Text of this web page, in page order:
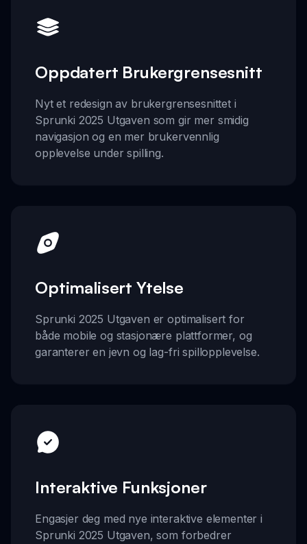
Oppdatert Brukergrensesnitt
Nyt et redesign av brukergrensesnittet i
Sprunki 2025 Utgaven som gir mer smidig
navigasjon og en mer brukervennlig
opplevelse under spilling.
Optimalisert Ytelse
Sprunki 2025 Utgaven er optimalisert for
både mobile og stasjonære plattformer, og
garanterer en jevn og lag-fri spillopplevelse.
Interaktive Funksjoner
Engasjer deg med nye interaktive elementer i
Sprunki 2025 Utgaven, som forbedrer